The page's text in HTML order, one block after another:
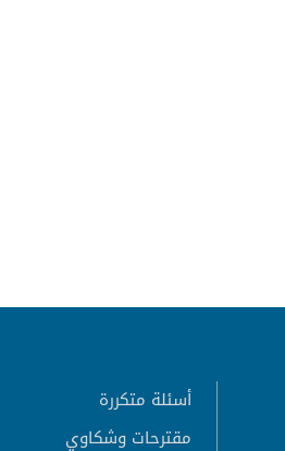
أسئلة متكررة
مقترحات وشكاوي